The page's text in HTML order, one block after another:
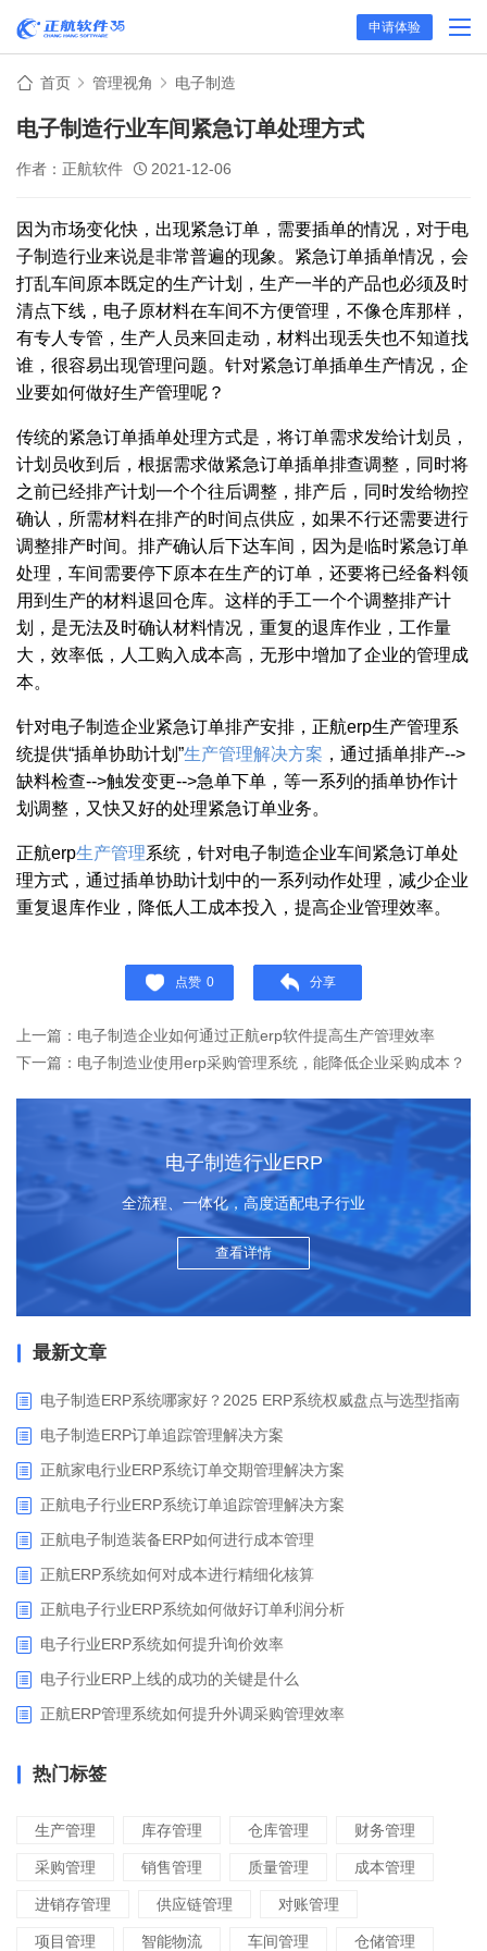
申请体验
首页 管理视角 电子制造
电子制造行业车间紧急订单处理方式
作者：正航软件 2021-12-06
因为市场变化快，出现紧急订单，需要插单的情况，对于电
子制造行业来说是非常普遍的现象。紧急订单插单情况，会
打乱车间原本既定的生产计划，生产一半的产品也必须及时
清点下线，电子原材料在车间不方便管理，不像仓库那样，
有专人专管，生产人员来回走动，材料出现丢失也不知道找
谁，很容易出现管理问题。针对紧急订单插单生产情况，企
业要如何做好生产管理呢？
传统的紧急订单插单处理方式是，将订单需求发给计划员，
计划员收到后，根据需求做紧急订单插单排查调整，同时将
之前已经排产计划一个个往后调整，排产后，同时发给物控
确认，所需材料在排产的时间点供应，如果不行还需要进行
调整排产时间。排产确认后下达车间，因为是临时紧急订单
处理，车间需要停下原本在生产的订单，还要将已经备料领
用到生产的材料退回仓库。这样的手工一个个调整排产计
划，是无法及时确认材料情况，重复的退库作业，工作量
大，效率低，人工购入成本高，无形中增加了企业的管理成
本。
针对电子制造企业紧急订单排产安排，正航erp生产管理系
统提供“插单协助计划”生产管理解决方案 ，通过插单排产-->
缺料检查-->触发变更-->急单下单，等一系列的插单协作计
划调整，又快又好的处理紧急订单业务。
正航erp生产管理系统，针对电子制造企业车间紧急订单处
理方式，通过插单协助计划中的一系列动作处理，减少企业
重复退库作业，降低人工成本投入，提高企业管理效率。
点赞 0 分享
上一篇：电子制造企业如何通过正航erp软件提高生产管理效率
下一篇：电子制造业使用erp采购管理系统，能降低企业采购成本？
电子制造行业ERP
全流程、一体化，高度适配电子行业
查看详情
最新文章
电子制造ERP系统哪家好？2025 ERP系统权威盘点与选型指南
电子制造ERP订单追踪管理解决方案
正航家电行业ERP系统订单交期管理解决方案
正航电子行业ERP系统订单追踪管理解决方案
正航电子制造装备ERP如何进行成本管理
正航ERP系统如何对成本进行精细化核算
正航电子行业ERP系统如何做好订单利润分析
电子行业ERP系统如何提升询价效率
电子行业ERP上线的成功的关键是什么
正航ERP管理系统如何提升外调采购管理效率
热门标签
生产管理 库存管理 仓库管理 财务管理
采购管理 销售管理 质量管理 成本管理
进销存管理 供应链管理 对账管理
项目管理 智能物流 车间管理 仓储管理